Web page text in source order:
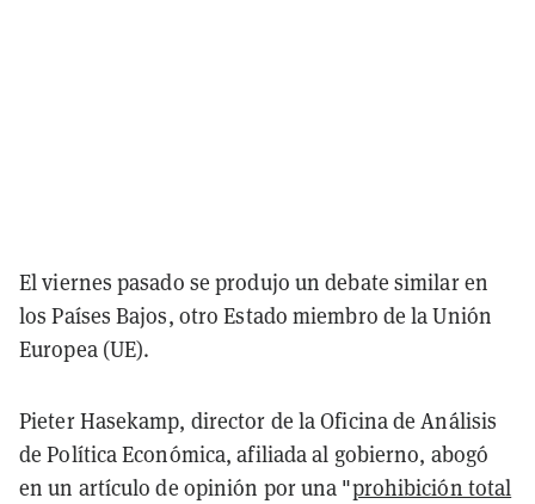
El viernes pasado se produjo un debate similar en
los Países Bajos, otro Estado miembro de la Unión
Europea (UE).
Pieter Hasekamp, director de la Oficina de Análisis
de Política Económica, afiliada al gobierno, abogó
en un artículo de opinión por una "prohibición total